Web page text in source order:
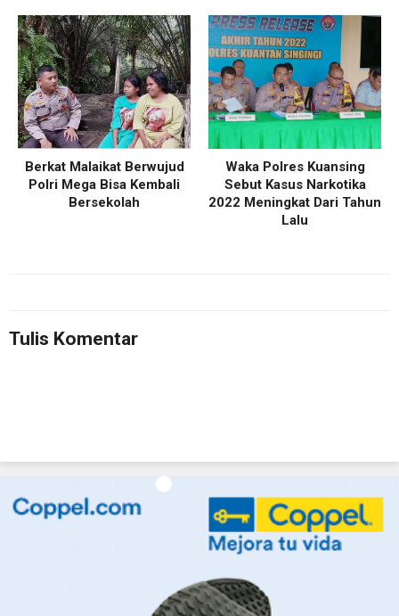
Berkat Malaikat Berwujud
Polri Mega Bisa Kembali
Bersekolah
Waka Polres Kuansing
Sebut Kasus Narkotika
2022 Meningkat Dari Tahun
Lalu
Tulis Komentar